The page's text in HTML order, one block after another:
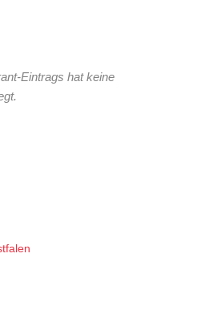
Eintrags hat keine